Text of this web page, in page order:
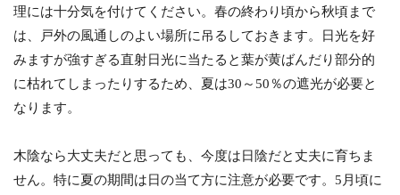
理には十分気を付けてください。春の終わり頃から秋頃まで
は、戸外の風通しのよい場所に吊るしておきます。日光を好
みますが強すぎる直射日光に当たると葉が黄ばんだり部分的
に枯れてしまったりするため、夏は30～50％の遮光が必要と
なります。
木陰なら大丈夫だと思っても、今度は日陰だと丈夫に育ちま
せん。特に夏の期間は日の当て方に注意が必要です。5月頃に